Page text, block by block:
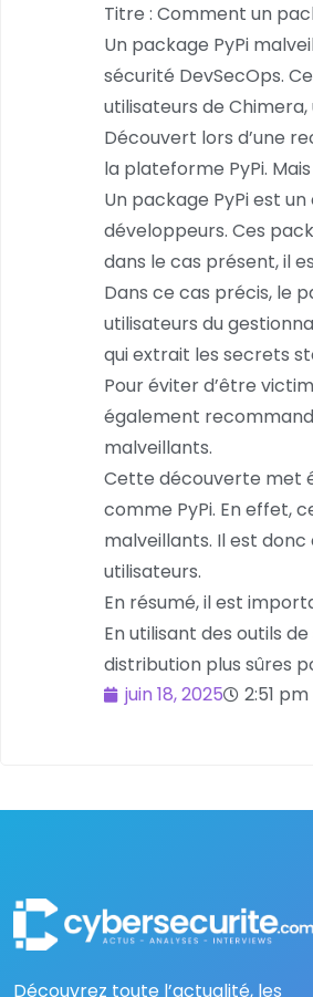
Titre : Comment un
Un package PyPi
sécurité DevSecOps.
utilisateurs de
Découvert lors d’une
la plateforme PyPi.
Un package PyPi est
développeurs. Ces
dans le cas présent, il
Dans ce cas précis, le
utilisateurs du
qui extrait les secrets
Pour éviter d’être
également
malveillants.
Cette découverte met
comme PyPi. En effet,
malveillants. Il est
utilisateurs.
En résumé, il est
En utilisant des outils
distribution plus sûres
juin 18, 2025
2:51 pm
Découvrez toute l’actualité, les